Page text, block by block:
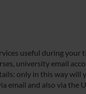
useful during your
university email
only in this way will
email and also via the